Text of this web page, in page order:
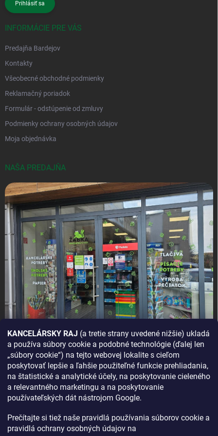
KANCELÁRSKY RAJ (a tretie strany uvedené nižšie) ukladá
a používa súbory cookie a podobné technológie (ďalej len
„súbory cookie“) na tejto webovej lokalite s cieľom
poskytovať lepšie a ľahšie použiteľné funkcie prehliadania,
na štatistické a analytické účely, na poskytovanie cieleného
a relevantného marketingu a na poskytovanie
používateľských dát nástrojom Google.
Prečítajte si tiež naše pravidlá používania súborov cookie a
pravidlá ochrany osobných údajov na
Prihlásiť sa
INFORMÁCIE PRE VÁS
Predajňa Bardejov
Kontakty
Všeobecné obchodné podmienky
Reklamačný poriadok
Formulár - odstúpenie od zmluvy
Podmienky ochrany osobných údajov
Moja objednávka
NAŠA PREDAJŇA
AKO SA K NÁM DOSTANETE?